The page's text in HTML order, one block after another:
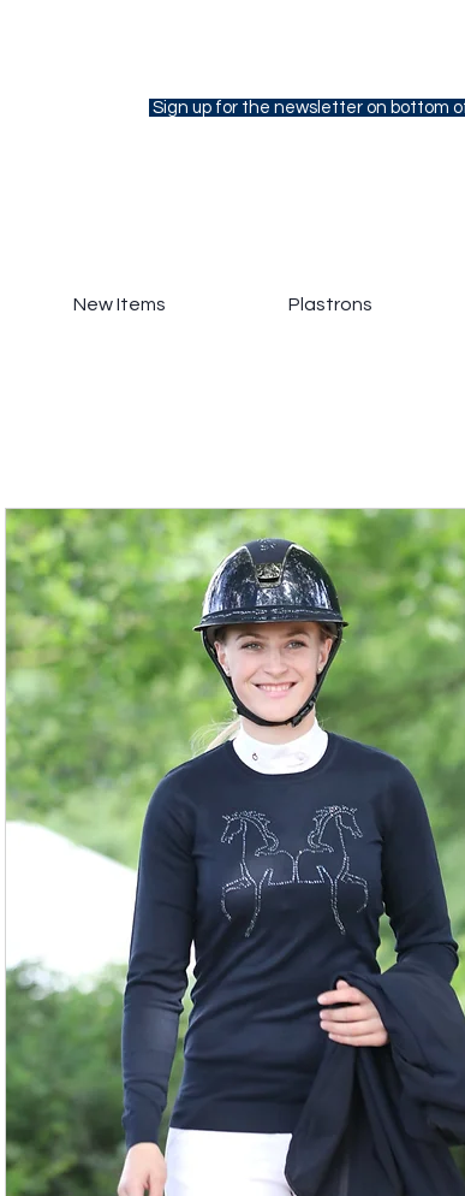
Sign up for the newsletter on bottom
New Items Plastrons